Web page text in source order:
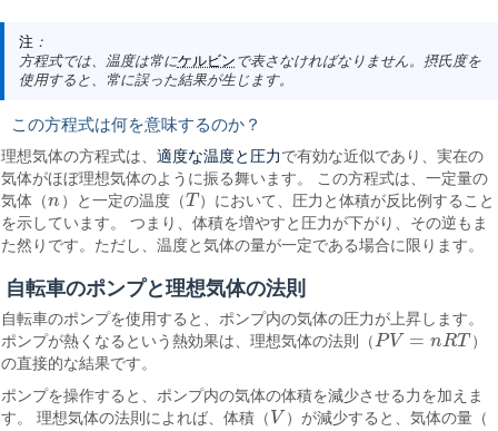
注 ：
方程式では、温度は常にケルビン で表さなければなりません。摂氏度を
使用すると、常に誤った結果が生じます。
この方程式は何を意味するのか？
理想気体の方程式は、適度な温度と圧力で有効な近似であり、実在の
気体がほぼ理想気体のように振る舞います。 この方程式は、一定量の
気体（n
n ）と一定の温度（T
T ）において、圧力と体積が反比例すること
を示しています。 つまり、体積を増やすと圧力が下がり、その逆もま
た然りです。ただし、温度と気体の量が一定である場合に限ります。
自転車のポンプと理想気体の法則
自転車のポンプを使用すると、ポンプ内の気体の圧力が上昇します。
ポンプが熱くなるという熱効果は、理想気体の法則（PV = nRT
PV= nR T
）
の直接的な結果です。
ポンプを操作すると、ポンプ内の気体の体積を減少させる力を加えま
す。 理想気体の法則によれば、体積（ V
V ）が減少すると、気体の量（